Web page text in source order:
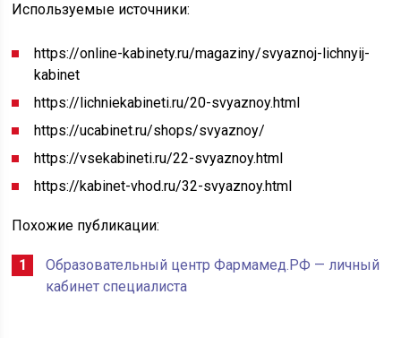
Используемые источники:
https://online-kabinety.ru/magaziny/svyaznoj-lichnyij-
kabinet
https://lichniekabineti.ru/20-svyaznoy.html
https://ucabinet.ru/shops/svyaznoy/
https://vsekabineti.ru/22-svyaznoy.html
https://kabinet-vhod.ru/32-svyaznoy.html
Похожие публикации:
Образовательный центр Фармамед.РФ — личный
кабинет специалиста